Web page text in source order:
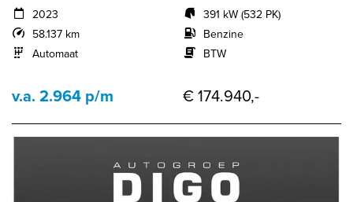
2023
58.137 km
Automaat
391 kW (532 PK)
Benzine
BTW
v.a. 2.964 p/m € 174.940,-